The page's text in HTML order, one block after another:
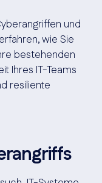
und
wie Sie
bestehenden
Ihres IT-Teams
resiliente